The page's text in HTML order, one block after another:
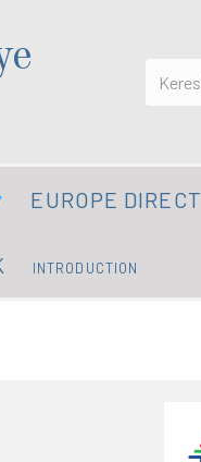
EUROPE DIRECT
INTRODUCTION